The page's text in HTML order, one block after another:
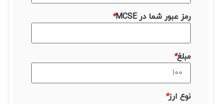
رمز عبور شما در MCSE *
مبلغ*
نوع ارز*